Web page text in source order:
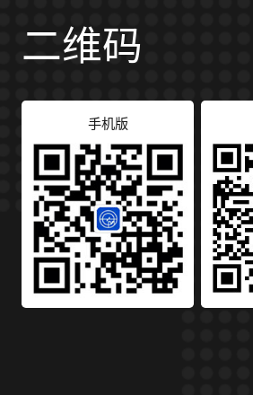
二维码
手机版